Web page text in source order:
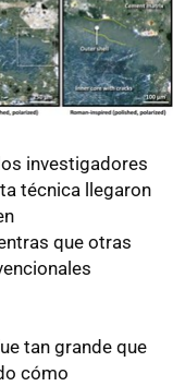
investigadores
técnica llegaron
que otras
tan grande que
cómo